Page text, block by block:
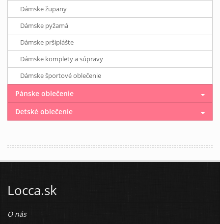
Dámske župany
Dámske pyžamá
Dámske pršiplášte
Dámske komplety a súpravy
Dámske športové oblečenie
Pánske oblečenie
Detské oblečenie
Locca.sk
O nás